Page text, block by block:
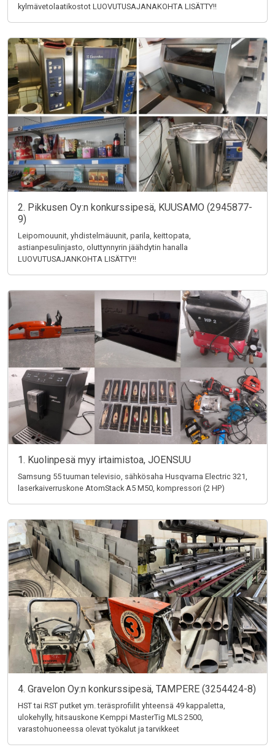
kylmävetolaatikostot LUOVUTUSAJANAKOHTA LISÄTTY!!
2. Pikkusen Oy:n konkurssipesä, KUUSAMO (2945877-
9)
Leipomouunit, yhdistelmäuunit, parila, keittopata,
astianpesulinjasto, oluttynnyrin jäähdytin hanalla
LUOVUTUSAJANKOHTA LISÄTTY!!
1. Kuolinpesä myy irtaimistoa, JOENSUU
Samsung 55 tuuman televisio, sähkösaha Husqvarna Electric 321,
laserkaiverruskone AtomStack A5 M50, kompressori (2 HP)
4. Gravelon Oy:n konkurssipesä, TAMPERE (3254424-8)
HST tai RST putket ym. teräsprofiilit yhteensä 49 kappaletta,
ulokehylly, hitsauskone Kemppi MasterTig MLS 2500,
varastohuoneessa olevat työkalut ja tarvikkeet